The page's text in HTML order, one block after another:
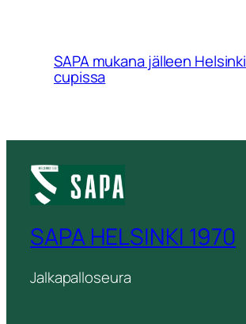
SAPA mukana jälleen Helsinki
cupissa
SAPA HELSINKI 1970
Jalkapalloseura